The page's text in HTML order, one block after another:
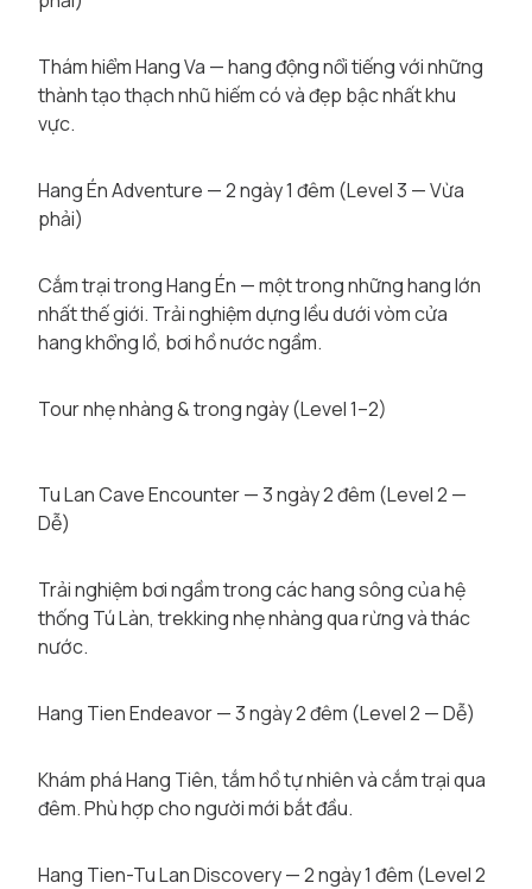
Thám hiểm Hang Va — hang động nổi tiếng với những
thành tạo thạch nhũ hiếm có và đẹp bậc nhất khu
vực.
Hang Én Adventure — 2 ngày 1 đêm (Level 3 — Vừa
phải)
Cắm trại trong Hang Én — một trong những hang lớn
nhất thế giới. Trải nghiệm dựng lều dưới vòm cửa
hang khổng lồ, bơi hồ nước ngầm.
Tour nhẹ nhàng & trong ngày (Level 1–2)
Tu Lan Cave Encounter — 3 ngày 2 đêm (Level 2 —
Dễ)
Trải nghiệm bơi ngầm trong các hang sông của hệ
thống Tú Làn, trekking nhẹ nhàng qua rừng và thác
nước.
Hang Tien Endeavor — 3 ngày 2 đêm (Level 2 — Dễ)
Khám phá Hang Tiên, tắm hồ tự nhiên và cắm trại qua
đêm. Phù hợp cho người mới bắt đầu.
Hang Tien-Tu Lan Discovery — 2 ngày 1 đêm (Level 2